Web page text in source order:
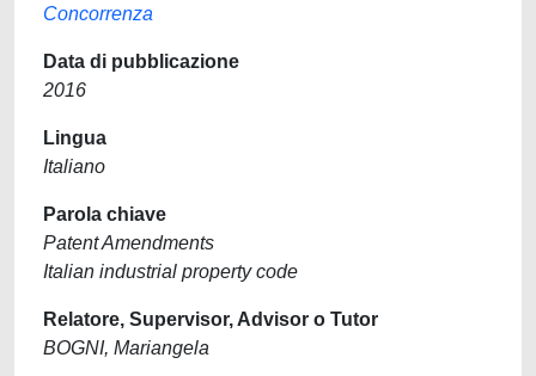
Concorrenza
Data di pubblicazione
2016
Lingua
Italiano
Parola chiave
Patent Amendments
Italian industrial property code
Relatore, Supervisor, Advisor o Tutor
BOGNI, Mariangela